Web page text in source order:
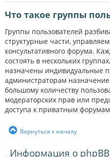
Что такое группы
Группы пользователей
структурные части,
консультативного форума.
состоять в нескольких
назначены индивидуальные
администраторам
большому количеству
модераторских прав или
доступа к приватным
Вернуться к началу
Информация о phpBB